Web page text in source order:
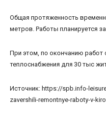
Общая протяженность
метров. Работы планируется
При этом, по окончанию работ
теплоснабжения для 30 тыс
Источник: https://spb.info-
zavershili-remontnye-raboty-v-